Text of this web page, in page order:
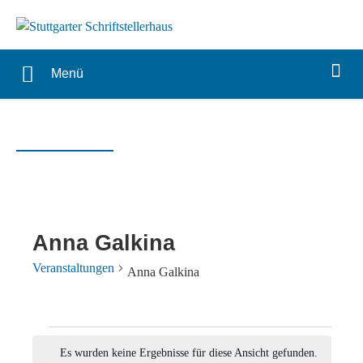
Menü
Anna Galkina
Veranstaltungen Anna Galkina
Es wurden keine Ergebnisse für diese Ansicht gefunden.